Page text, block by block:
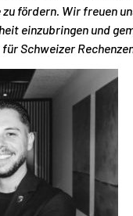
fördern. Wir freuen
einzubringen und
Schweizer